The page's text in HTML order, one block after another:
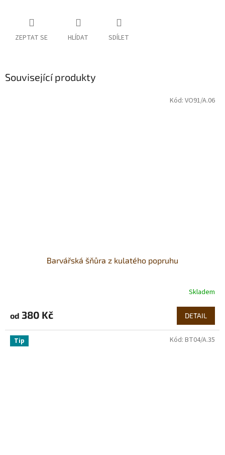
ZEPTAT SE HLÍDAT SDÍLET
Související produkty
Barvářská šňůra z kulatého popruhu
Skladem
od 380 Kč DETAIL
Kód: VO91/A.06
Tip Kód: BT04/A.35